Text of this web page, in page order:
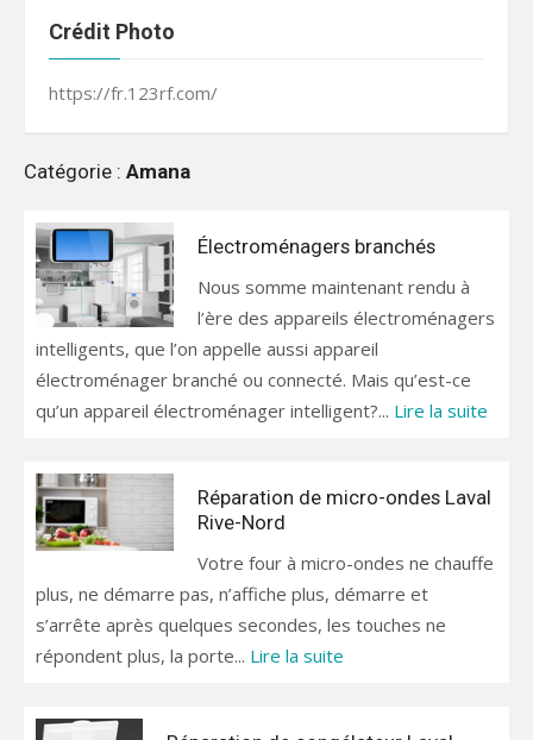
Catégorie : Amana
Électroménagers branchés
Nous somme maintenant rendu à
l’ère des appareils électroménagers
intelligents, que l’on appelle aussi appareil
électroménager branché ou connecté. Mais qu’est-ce
qu’un appareil électroménager intelligent?... Lire la suite
Réparation de micro-ondes Laval
Rive-Nord
Votre four à micro-ondes ne chauffe
plus, ne démarre pas, n’affiche plus, démarre et
s’arrête après quelques secondes, les touches ne
répondent plus, la porte... Lire la suite
Crédit Photo
https://fr.123rf.com/